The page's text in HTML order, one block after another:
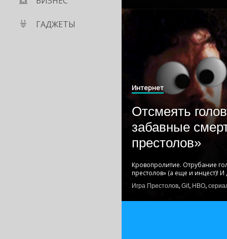
ГАДЖЕТЫ
Интернет
Отсмеять
забавные
престолов»
Кровопролитие. Отрубание
престолов» (а еще и инцест)!
Игра Престолов, Gif, HBO,